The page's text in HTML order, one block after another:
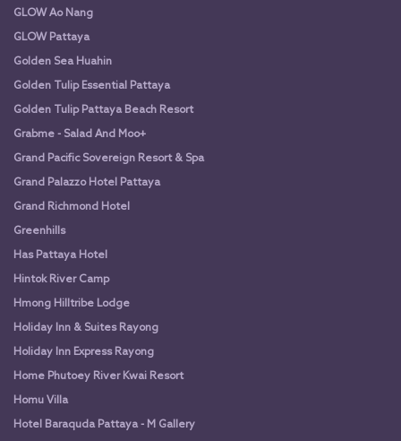
GLOW Ao Nang
GLOW Pattaya
Golden Sea Huahin
Golden Tulip Essential Pattaya
Golden Tulip Pattaya Beach Resort
Grabme - Salad And Moo+
Grand Pacific Sovereign Resort & Spa
Grand Palazzo Hotel Pattaya
Grand Richmond Hotel
Greenhills
Has Pattaya Hotel
Hintok River Camp
Hmong Hilltribe Lodge
Holiday Inn & Suites Rayong
Holiday Inn Express Rayong
Home Phutoey River Kwai Resort
Homu Villa
Hotel Baraquda Pattaya - M Gallery